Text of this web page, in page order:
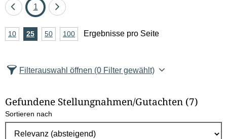
h
Eine
zurück
Seite
1
Eine
vor
A
z
l
E
10Ergebnisse
25Ergebnisse
50Ergebnisse
100Ergebnisse
Ergebnisse pro Seite
Filterauswahl öffnen (0 Filter gewählt)
Gefundene Stellungnahmen/⁠Gutachten (7)
Sortieren nach